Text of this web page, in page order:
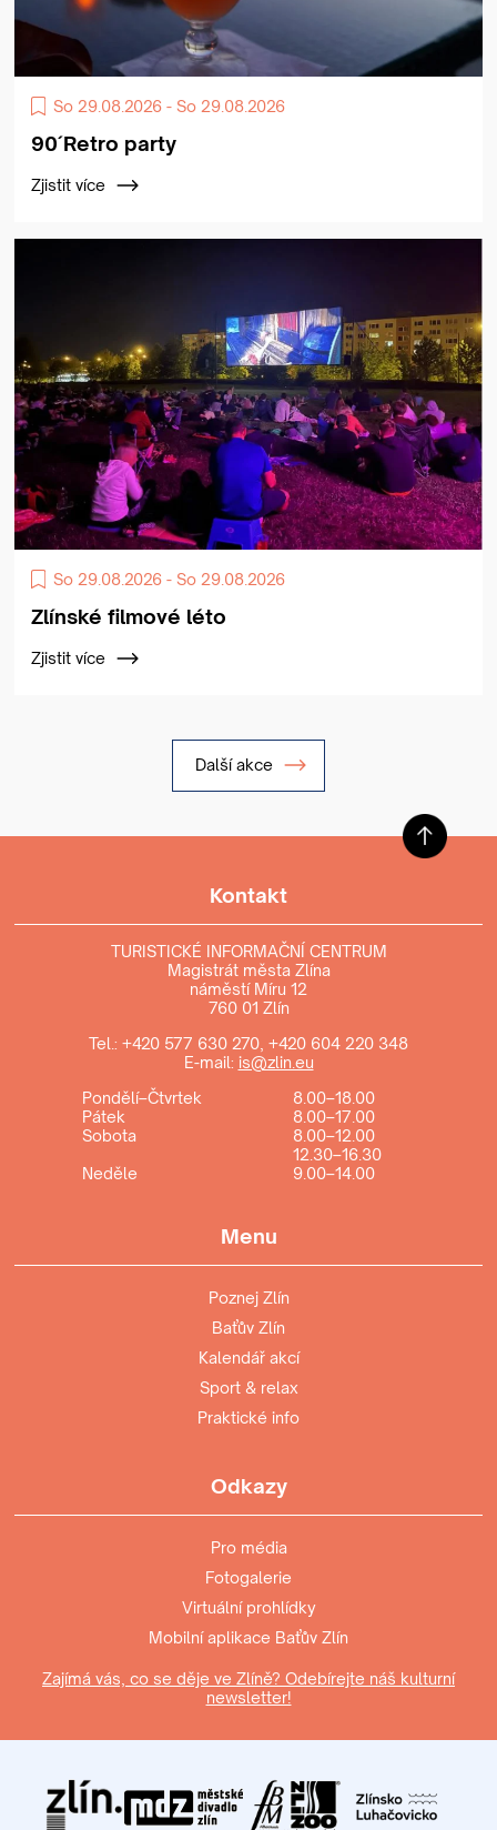
So 29.08.2026 - So 29.08.2026
90´Retro party
Zjistit více
So 29.08.2026 - So 29.08.2026
Zlínské filmové léto
Zjistit více
Další akce
Kontakt
TURISTICKÉ INFORMAČNÍ CENTRUM
Magistrát města Zlína
náměstí Míru 12
760 01 Zlín
Tel.: +420 577 630 270, +420 604 220 348
E-mail: is@zlin.eu
Pondělí–Čtvrtek
8.00–18.00
Pátek
8.00–17.00
Sobota
8.00–12.00
12.30–16.30
Neděle
9.00–14.00
Menu
Poznej Zlín
Baťův Zlín
Kalendář akcí
Sport & relax
Praktické info
Odkazy
Pro média
Fotogalerie
Virtuální prohlídky
Mobilní aplikace Baťův Zlín
Zajímá vás, co se děje ve Zlíně? Odebírejte náš kulturní
newsletter!